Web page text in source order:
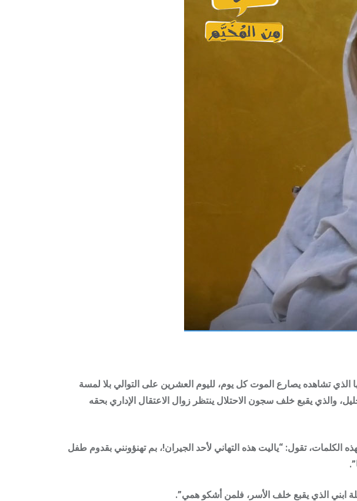
تشاهده يصارع الموت كل يوم، لليوم العشرين على التوالي بلا لمسة
(47 عاماً)، من مخيم الفوّار جنوب الخليل، والذي يقبع خلف سجون الاحتلال ينتظر زوال الاعتقال الإداري بحقه
الكلمات، تقول: “ياليت هذه التهاني لأحد الجيران!، بم تهنؤونني بقدوم طفل
ابني الذي يقبع خلف الأسر، فلمن أشكو همي”.